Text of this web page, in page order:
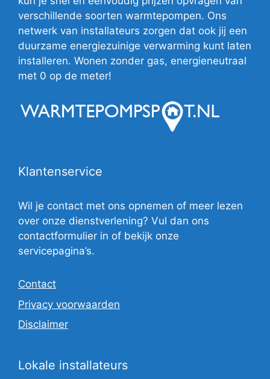
verschillende soorten warmtepompen. Ons
netwerk van installateurs zorgen dat ook jij een
duurzame energiezuinige verwarming kunt laten
installeren. Wonen zonder gas, energieneutraal
met 0 op de meter!
Klantenservice
Wil je contact met ons opnemen of meer lezen
over onze dienstverlening? Vul dan ons
contactformulier in of bekijk onze
servicepagina’s.
Contact
Privacy voorwaarden
Disclaimer
Lokale installateurs